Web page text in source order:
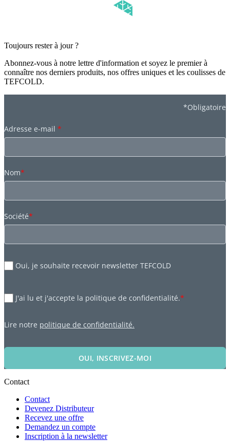
Toujours rester à jour ?
Abonnez-vous à notre lettre d'information et soyez le premier à
connaître nos derniers produits, nos offres uniques et les coulisses de
TEFCOLD.
*Obligatoire
Adresse e-mail *
Nom*
Société*
Oui, je souhaite recevoir newsletter TEFCOLD
J'ai lu et j'accepte la politique de confidentialité.*
Lire notre politique de confidentialité.
OUI, INSCRIVEZ-MOI
Contact
Contact
Devenez Distributeur
Recevez une offre
Demandez un compte
Inscription à la newsletter